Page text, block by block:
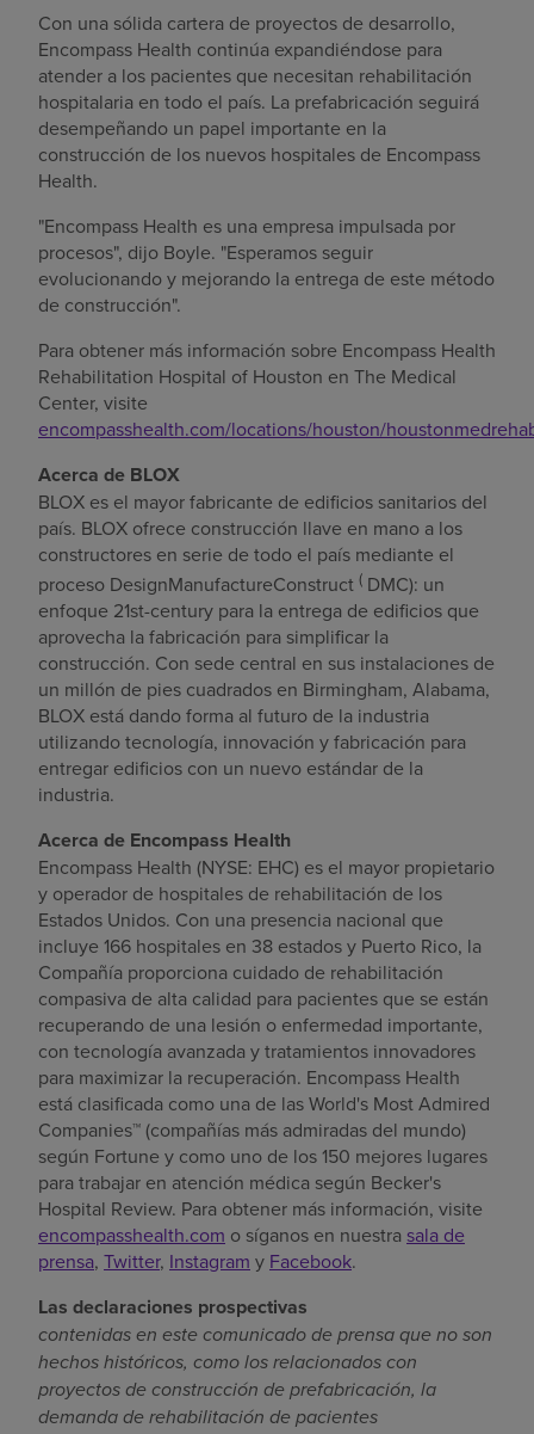
Con una sólida cartera de proyectos de desarrollo,
Encompass Health continúa expandiéndose para
atender a los pacientes que necesitan rehabilitación
hospitalaria en todo el país. La prefabricación seguirá
desempeñando un papel importante en la
construcción de los nuevos hospitales de Encompass
Health.
"Encompass Health es una empresa impulsada por
procesos", dijo Boyle. "Esperamos seguir
evolucionando y mejorando la entrega de este método
de construcción".
Para obtener más información sobre Encompass Health
Rehabilitation Hospital of Houston en The Medical
Center, visite
encompasshealth.com/locations/houston/
Acerca de BLOX
BLOX es el mayor fabricante de edificios sanitarios del
país. BLOX ofrece construcción llave en mano a los
constructores en serie de todo el país mediante el
proceso DesignManufactureConstruct ( DMC): un
enfoque 21st-century para la entrega de edificios que
aprovecha la fabricación para simplificar la
construcción. Con sede central en sus instalaciones de
un millón de pies cuadrados en Birmingham, Alabama,
BLOX está dando forma al futuro de la industria
utilizando tecnología, innovación y fabricación para
entregar edificios con un nuevo estándar de la
industria.
Acerca de Encompass Health
Encompass Health (NYSE: EHC) es el mayor propietario
y operador de hospitales de rehabilitación de los
Estados Unidos. Con una presencia nacional que
incluye 166 hospitales en 38 estados y Puerto Rico, la
Compañía proporciona cuidado de rehabilitación
compasiva de alta calidad para pacientes que se están
recuperando de una lesión o enfermedad importante,
con tecnología avanzada y tratamientos innovadores
para maximizar la recuperación. Encompass Health
está clasificada como una de las World's Most Admired
Companies™ (compañías más admiradas del mundo)
según Fortune y como uno de los 150 mejores lugares
para trabajar en atención médica según Becker's
Hospital Review. Para obtener más información, visite
encompasshealth.com o síganos en nuestra sala de
prensa, Twitter, Instagram y Facebook.
Las declaraciones prospectivas
contenidas en este comunicado de prensa que no son
hechos históricos, como los relacionados con
proyectos de construcción de prefabricación, la
demanda de rehabilitación de pacientes